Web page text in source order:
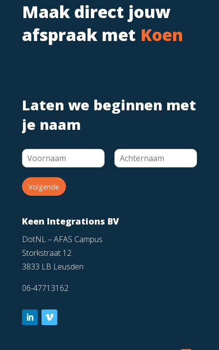
Maak direct jouw
afspraak met Koen
Laten we beginnen met
je naam
Volgende
Keen Integrations BV
DotNL – AFAS Campus
Storkstraat 12
3833 LB Leusden
06-47713162